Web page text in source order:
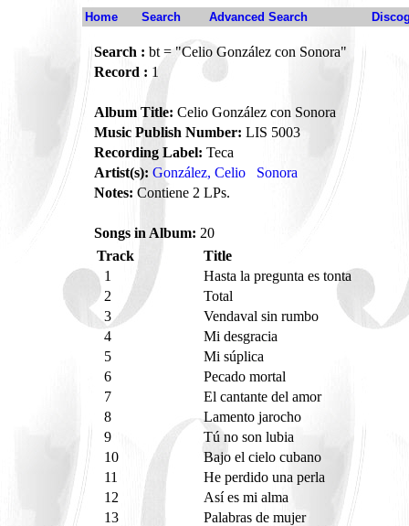
Home Search Advanced Search
Search : bt = "Celio González con Sonora"
Record : 1
Album Title: Celio González con Sonora
Music Publish Number: LIS 5003
Recording Label: Teca
Artist(s): González, Celio
Sonora
Notes: Contiene 2 LPs.
Songs in Album: 20
Track
Title
1
Hasta la pregunta es tonta
2
Total
3
Vendaval sin rumbo
4
Mi desgracia
5
Mi súplica
6
Pecado mortal
7
El cantante del amor
8
Lamento jarocho
9
Tú no son lubia
10
Bajo el cielo cubano
11
He perdido una perla
12
Así es mi alma
13
Palabras de mujer